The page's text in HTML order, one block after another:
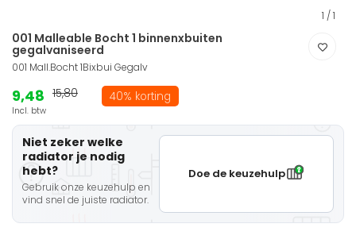
1 / 1
001 Malleable Bocht 1 binnenxbuiten
gegalvaniseerd
001 Mall.Bocht 1Bixbui Gegalv
9,48
Incl. btw
15,80 40% korting
Niet zeker welke
radiator je nodig
hebt?
Gebruik onze keuzehulp en
vind snel de juiste radiator.
Doe de keuzehulp